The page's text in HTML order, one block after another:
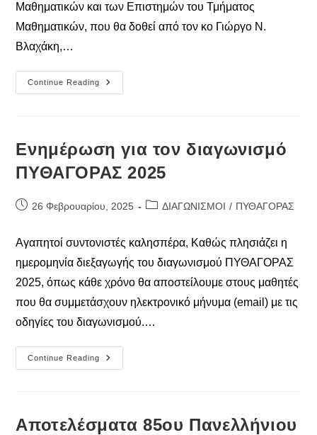
Μαθηματικών και των Επιστημών του Τμήματος
Μαθηματικών, που θα δοθεί από τον κο Γιώργο Ν.
Βλαχάκη,…
Continue Reading
Σεμινάριο
Iστορίας
Των
Επιστημών
06.03.2025
Ενημέρωση για τον διαγωνισμό
ΠΥΘΑΓΟΡΑΣ 2025
Post26 Φεβρουαρίου, 2025
PostΔΙΑΓΩΝΙΣΜΟΙ / ΠΥΘΑΓΟΡΑΣ
Αγαπητοί συντονιστές καλησπέρα, Καθώς πλησιάζει η
ημερομηνία διεξαγωγής του διαγωνισμού ΠΥΘΑΓΟΡΑΣ
2025, όπως κάθε χρόνο θα αποστείλουμε στους μαθητές
που θα συμμετάσχουν ηλεκτρονικό μήνυμα (email) με τις
οδηγίες του διαγωνισμού.…
Continue Reading
Ενημέρωση
Για
Αποτελέσματα 85ου Πανελλήνιου